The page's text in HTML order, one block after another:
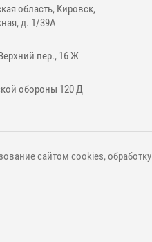
область, Кировск,
д. 1/39А
пер., 16 Ж
обороны 120 Д
сайтом cookies, обработку